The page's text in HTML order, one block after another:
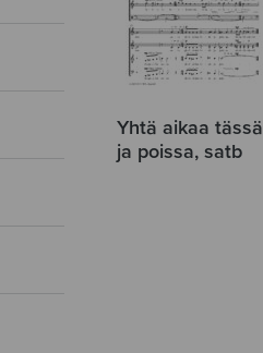
Yhtä aikaa tässä
ja poissa, satb